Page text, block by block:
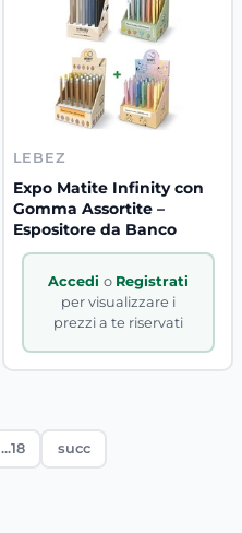
LEBEZ
Expo Matite Infinity con
Gomma Assortite –
Espositore da Banco
Accedi o Registrati
per visualizzare i
prezzi a te riservati
...18 succ